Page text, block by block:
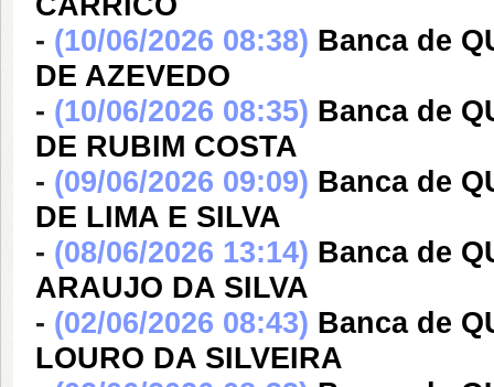
- (10/06/2026 08:38) Banca de
DE AZEVEDO
- (10/06/2026 08:35) Banca de
DE RUBIM COSTA
- (09/06/2026 09:09) Banca de
DE LIMA E SILVA
- (08/06/2026 13:14) Banca de
ARAUJO DA SILVA
- (02/06/2026 08:43) Banca de
LOURO DA SILVEIRA